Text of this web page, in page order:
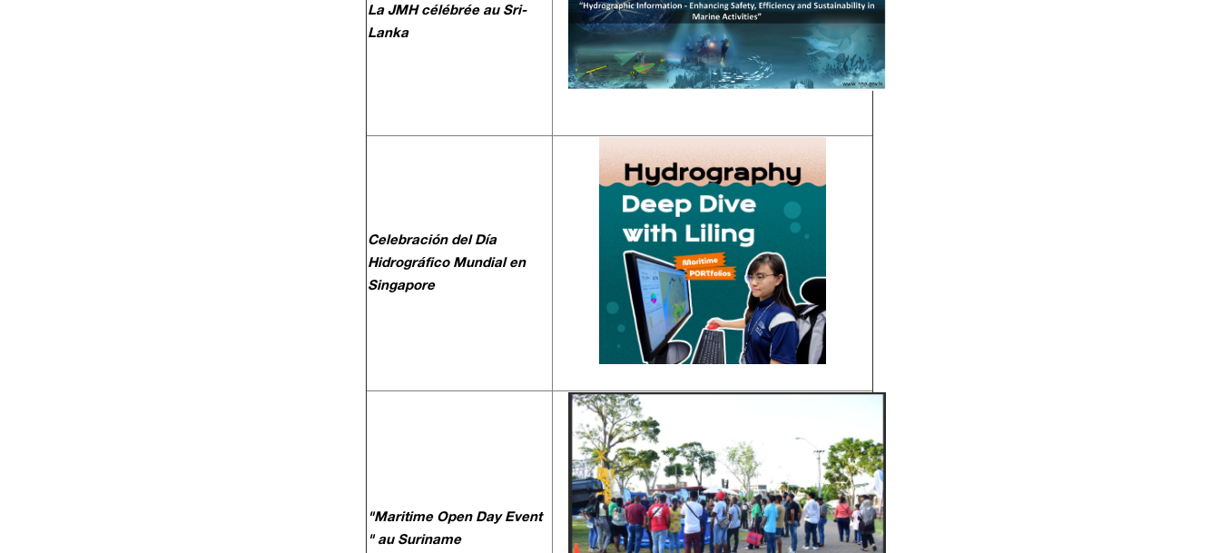
La JMH célébrée au Sri-
Lanka
Celebración del Día
Hidrográfico Mundial en
Singapore
"Maritime Open Day Event
" au Suriname